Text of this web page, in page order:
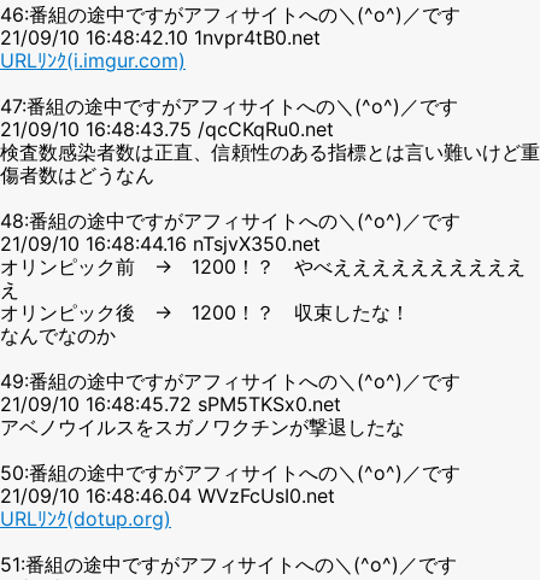
46:番組の途中ですがアフィサイトへの＼(^o^)／です
21/09/10 16:48:42.10 1nvpr4tB0.net
URLﾘﾝｸ(i.imgur.com)
47:番組の途中ですがアフィサイトへの＼(^o^)／です
21/09/10 16:48:43.75 /qcCKqRu0.net
検査数感染者数は正直、信頼性のある指標とは言い難いけど重
傷者数はどうなん
48:番組の途中ですがアフィサイトへの＼(^o^)／です
21/09/10 16:48:44.16 nTsjvX350.net
オリンピック前 → 1200！？ やべええええええええええ
え
オリンピック後 → 1200！？ 収束したな！
なんでなのか
49:番組の途中ですがアフィサイトへの＼(^o^)／です
21/09/10 16:48:45.72 sPM5TKSx0.net
アベノウイルスをスガノワクチンが撃退したな
50:番組の途中ですがアフィサイトへの＼(^o^)／です
21/09/10 16:48:46.04 WVzFcUsI0.net
URLﾘﾝｸ(dotup.org)
51:番組の途中ですがアフィサイトへの＼(^o^)／です